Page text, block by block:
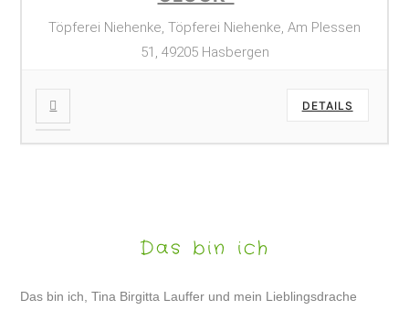
Töpferei Niehenke, Töpferei Niehenke, Am Plessen
51, 49205 Hasbergen
DETAILS
Das bin ich
Das bin ich, Tina Birgitta Lauffer und mein Lieblingsdrache